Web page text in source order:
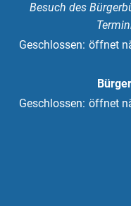
Besuch des
Klicken, um weitere
Geschlossen: öffnet
Klicken, um weitere
Geschlossen: öffnet